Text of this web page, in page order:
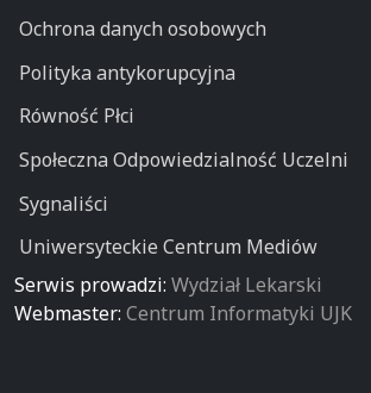
Ochrona danych osobowych
Polityka antykorupcyjna
Równość Płci
Społeczna Odpowiedzialność Uczelni
Sygnaliści
Uniwersyteckie Centrum Mediów
Serwis prowadzi: Wydział Lekarski
Webmaster: Centrum Informatyki UJK